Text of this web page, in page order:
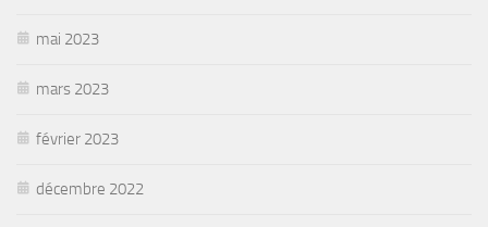
mai 2023
mars 2023
février 2023
décembre 2022